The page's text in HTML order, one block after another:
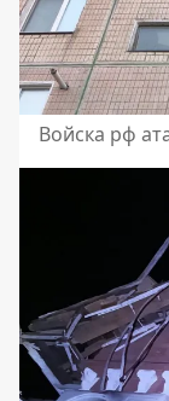
Войска рф